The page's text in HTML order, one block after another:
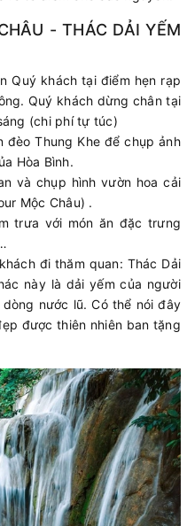
- THÁC DẢI YẾM
Quý khách tại điểm hẹn rạp
Quý khách dừng chân tại
(chi phí tự túc)
đèo Thung Khe để chụp ảnh
Hòa Bình.
và chụp hình vườn hoa cải
Mộc Châu) .
trưa với món ăn đặc trưng
đi thăm quan: Thác Dải
này là dải yếm của người
nước lũ. Có thể nói đây
được thiên nhiên ban tặng